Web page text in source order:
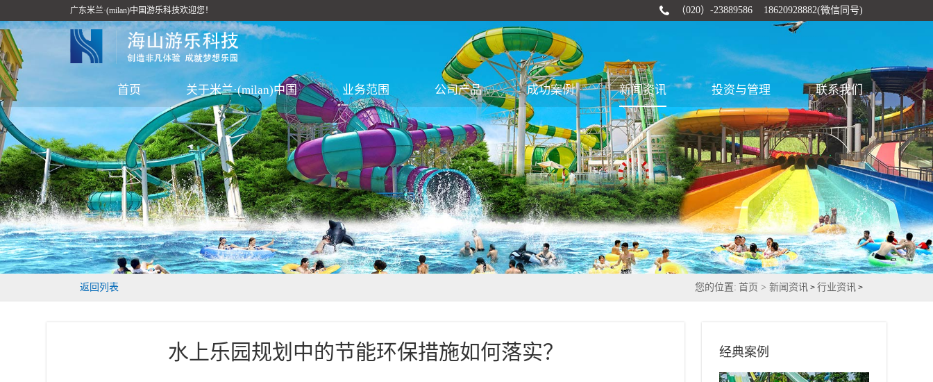
广东米兰·(milan)中国游乐科技欢迎您！ （020）-23889586 18620928882(微信同号)
首页 关于米兰·(milan)中国 业务范围 公司产品 成功案例 新闻资讯 投资与管理 联系我们
返回列表 您的位置: 首页 >新闻资讯 >行业资讯 >
水上乐园规划中的节能环保措施如何落实？ 经典案例